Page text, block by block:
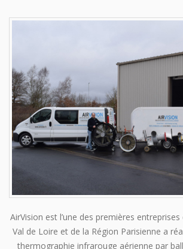
AirVision est l’une des premières
Val de Loire et de la Région Parisienne a
thermographie infrarouge aérienne par